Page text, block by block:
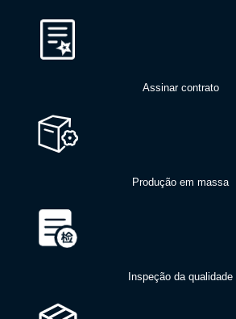
Assinar contrato
Produção em massa
Inspeção da qualidade